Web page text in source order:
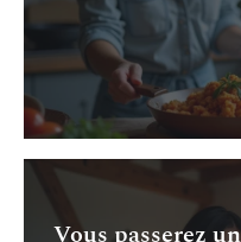
Vous passerez